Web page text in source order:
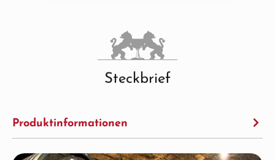
Steckbrief
Produktinformationen